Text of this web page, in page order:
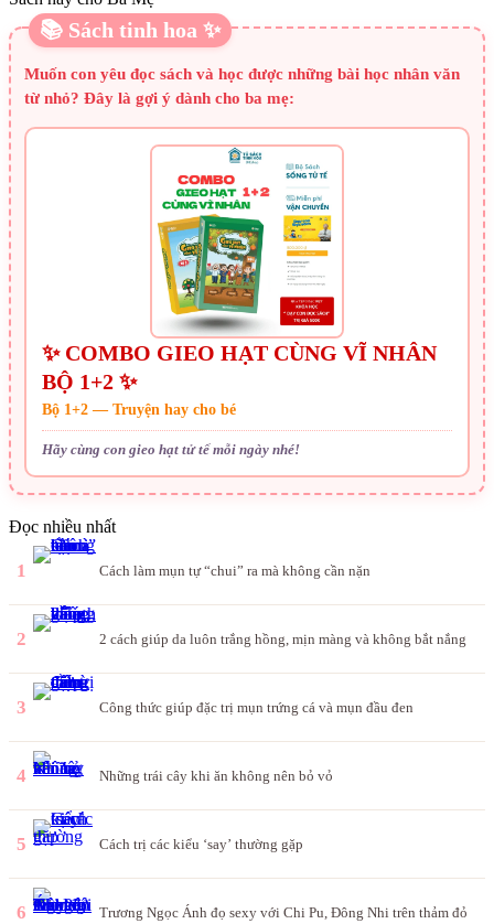
📚 Sách tinh hoa ✨
Muốn con yêu đọc sách và học được những bài học nhân văn
từ nhỏ? Đây là gợi ý dành cho ba mẹ:
✨ COMBO GIEO HẠT CÙNG VĨ NHÂN
BỘ 1+2 ✨
Bộ 1+2 — Truyện hay cho bé
Hãy cùng con gieo hạt tử tế mỗi ngày nhé!
Đọc nhiều nhất
1 Cách làm mụn tự “chui” ra mà không cần nặn
2 2 cách giúp da luôn trắng hồng, mịn màng và không bắt nắng
3 Công thức giúp đặc trị mụn trứng cá và mụn đầu đen
4 Những trái cây khi ăn không nên bỏ vỏ
5 Cách trị các kiểu ‘say’ thường gặp
6 Trương Ngọc Ánh đọ sexy với Chi Pu, Đông Nhi trên thảm đỏ